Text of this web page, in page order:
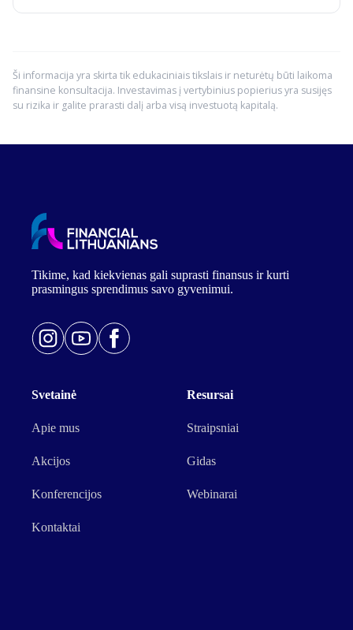
Ši informacija yra skirta tik edukaciniais tikslais ir neturėtų būti laikoma
finansine konsultacija. Investavimas į vertybinius popierius yra susijęs
su rizika ir galite prarasti dalį arba visą investuotą kapitalą.
Tikime, kad kiekvienas gali suprasti finansus ir kurti
prasmingus sprendimus savo gyvenimui.
Svetainė
Apie mus
Akcijos
Konferencijos
Kontaktai
Resursai
Straipsniai
Gidas
Webinarai